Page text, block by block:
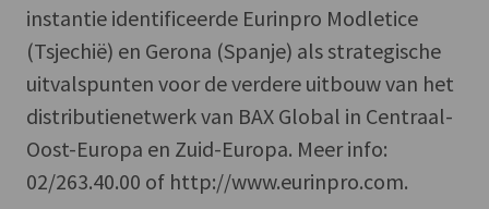
instantie identificeerde Eurinpro Modletice
(Tsjechië) en Gerona (Spanje) als strategische
uitvalspunten voor de verdere uitbouw van het
distributienetwerk van BAX Global in Centraal-
Oost-Europa en Zuid-Europa. Meer info:
02/263.40.00 of http://www.eurinpro.com.